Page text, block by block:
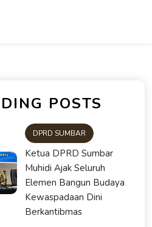
POSTS
DPRD SUMBAR
Ketua DPRD Sumbar
Muhidi Ajak Seluruh
Elemen Bangun Budaya
Kewaspadaan Dini
Berkantibmas